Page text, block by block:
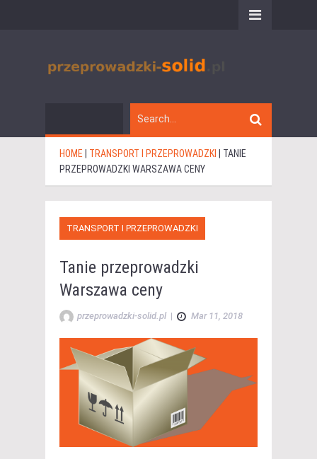
HOME TRANSPORT I PRZEPROWADZKI
TANIE
PRZEPROWADZKI WARSZAWA CENY
TRANSPORT I PRZEPROWADZKI
Tanie przeprowadzki
Warszawa ceny
przeprowadzki-solid.pl | Mar 11, 2018